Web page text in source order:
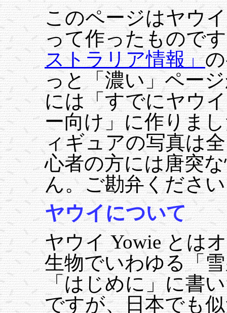
このページはヤウ
って作ったもので
ストラリア情報」
っと「濃い」ペー
には「すでにヤウ
ー向け」に作りま
ィギュアの写真は
心者の方には唐突
ん。ご勘弁くださ
ヤウイについて
ヤウイ Yowie とは
生物でいわゆる「
「はじめに」に書
ですが、日本でも